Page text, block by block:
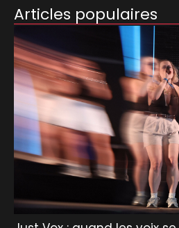
Articles populaires